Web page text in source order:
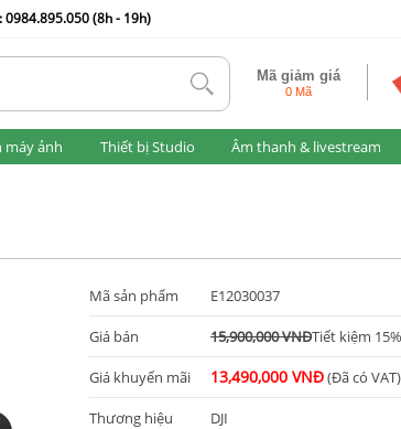
(8h - 19h)
tlk Mã giảm giá
0 Mã
máy ảnh Thiết bị Studio Âm thanh & livestream
Mã sản phẩm E12030037
Giá bán 15,900,000 VNĐTiết kiệm 15%
Giá khuyến mãi 13,490,000 VNĐ(Đã có VAT)
Thương hiệu DJI